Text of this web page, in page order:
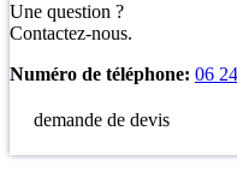
Une question ?
Contactez-nous.
Numéro de téléphone: 06
demande de devis